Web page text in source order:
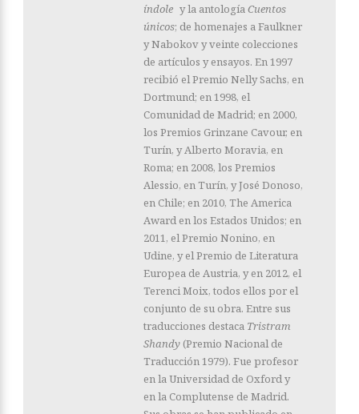
índole y la antologíaCuentos
únicos; de homenajes a Faulkner
y Nabokov y veinte colecciones
de artículos y ensayos. En 1997
recibió el Premio Nelly Sachs, en
Dortmund; en 1998, el
Comunidad de Madrid; en 2000,
los Premios Grinzane Cavour, en
Turín, y Alberto Moravia, en
Roma; en 2008, los Premios
Alessio, en Turín, y José Donoso,
en Chile; en 2010, The America
Award en los Estados Unidos; en
2011, el Premio Nonino, en
Udine, y el Premio de Literatura
Europea de Austria, y en 2012, el
Terenci Moix, todos ellos por el
conjunto de su obra. Entre sus
traducciones destaca Tristram
Shandy (Premio Nacional de
Traducción 1979). Fue profesor
en la Universidad de Oxford y
en la Complutense de Madrid.